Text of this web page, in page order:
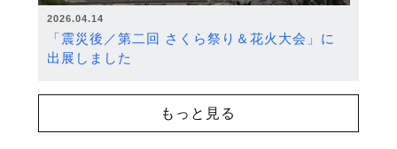
2026.04.14
「震災後／第二回 さくら祭り＆花火大会」に
出展しました
もっと見る